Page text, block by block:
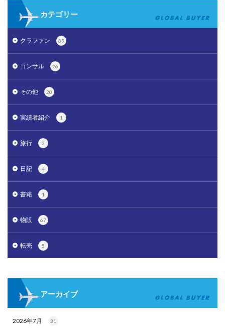
カテゴリー
クラファン 89
コンサル 26
その他 20
実績者紹介 1
旅行 2
日記 4
書籍 1
物販 67
転売 5
アーカイブ
2026年7月 31